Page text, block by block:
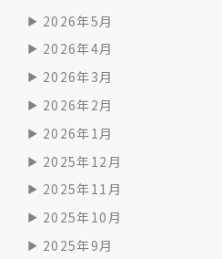
2026年5月
2026年4月
2026年3月
2026年2月
2026年1月
2025年12月
2025年11月
2025年10月
2025年9月